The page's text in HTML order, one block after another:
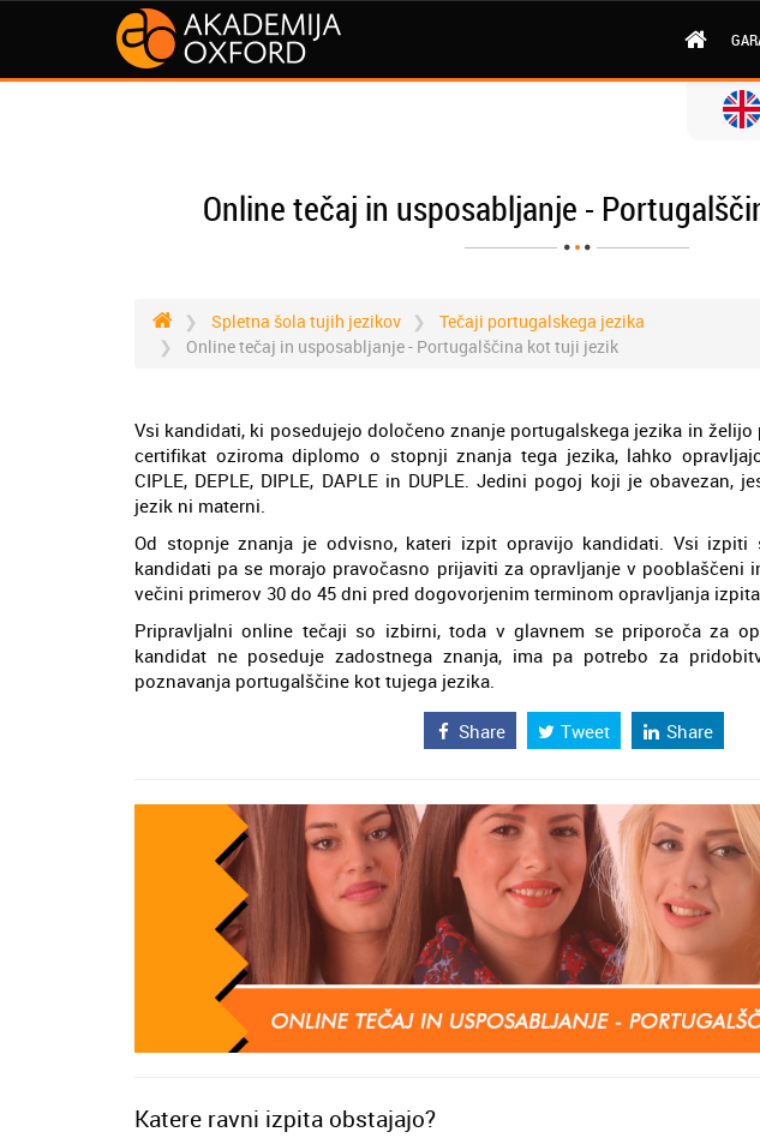
Online tečaj in usposabljanje -
Spletna šola tujih jezikov
Tečaji portugalskega jezika
Online tečaj in usposabljanje - Portugalščina kot tuji jezik
Vsi kandidati, ki posedujejo določeno znanje portugalskega jezika in
certifikat oziroma diplomo o stopnji znanja tega jezika, lahko
CIPLE, DEPLE, DIPLE, DAPLE in DUPLE. Jedini pogoj koji je obavezan,
jezik ni materni.
Od stopnje znanja je odvisno, kateri izpit opravijo kandidati. Vsi izpiti
kandidati pa se morajo pravočasno prijaviti za opravljanje v pooblaščeni
večini primerov 30 do 45 dni pred dogovorjenim terminom opravljanja
Pripravljalni online tečaji so izbirni, toda v glavnem se priporoča za
kandidat ne poseduje zadostnega znanja, ima pa potrebo za
poznavanja portugalščine kot tujega jezika.
Share Tweet Share
Katere ravni izpita obstajajo?